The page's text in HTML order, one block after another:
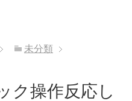
未分類
ク操作反応し